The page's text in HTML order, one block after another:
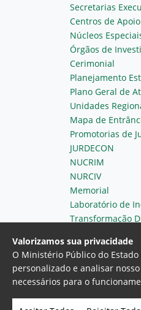
Secretarias
Centros de
Núcleos
Órgãos de
Cerimonial
Planejamento
Plano Geral de
Unidades
Mapa de
Promotorias de
JURDECON
NUCRIM
NURCIV
Memorial
Laboratório de
Transformação
Valorizamos sua privacidade
O Ministério Público do
personalizado e analisar
necessários para o